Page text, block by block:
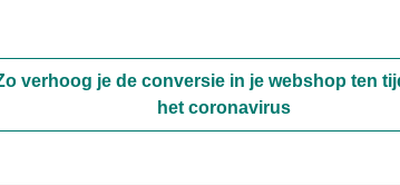
verhoog je de conversie in je webshop ten
het coronavirus